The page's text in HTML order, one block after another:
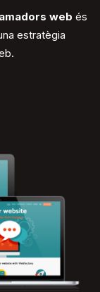
web és
estratègia